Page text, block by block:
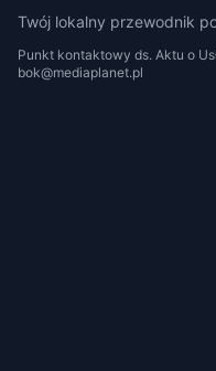
Twój lokalny przewodnik
Punkt kontaktowy ds. Aktu o
bok@mediaplanet.pl